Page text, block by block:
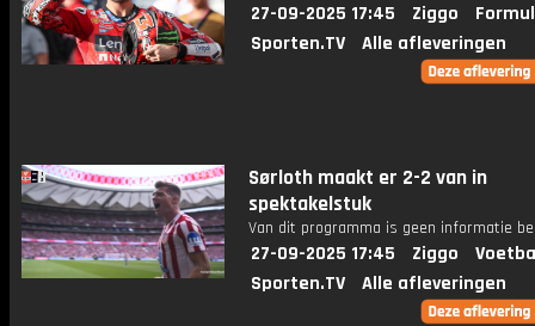
27-09-2025 17:45 Ziggo
Sporten.TV
Alle afleveringen
Sørloth maakt er 2-2 van in
spektakelstuk
Van dit programma is geen informatie
27-09-2025 17:45 Ziggo
Sporten.TV
Alle afleveringen